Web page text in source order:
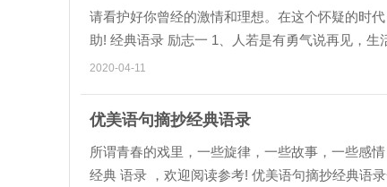
请看护好你曾经的激情和理想。在这个怀疑的时
助! 经典语录 励志一 1、人若是有勇气说再见，
因为不甘心;有些人，明...
2020-04-11
优美语句摘抄经典语录
所谓青春的戏里，一些旋律，一些故事，一些感
经典 语录 ，欢迎阅读参考! 优美语句摘抄经典语